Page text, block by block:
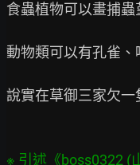
食蟲植物可以畫捕
動物類可以有孔雀、
說實在草御三家欠一